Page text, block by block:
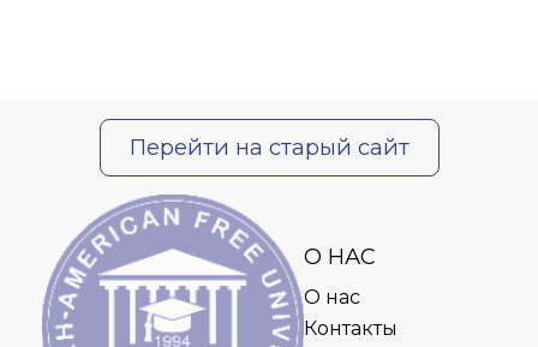
Перейти на старый сайт
О НАС
О нас
Контакты